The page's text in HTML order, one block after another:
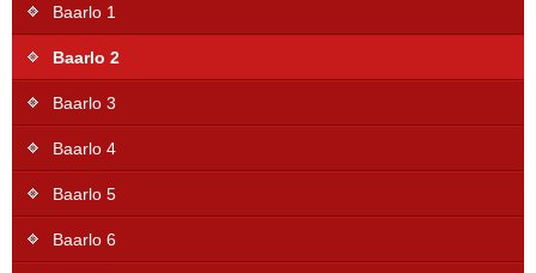
Baarlo 1
Baarlo 2
Baarlo 3
Baarlo 4
Baarlo 5
Baarlo 6